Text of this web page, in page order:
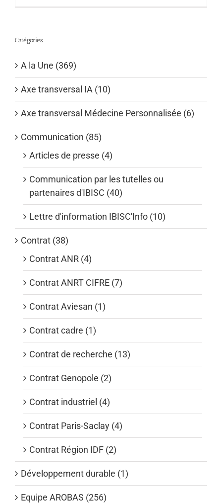
Catégories
A la Une (369)
Axe transversal IA (10)
Axe transversal Médecine Personnalisée (6)
Communication (85)
Articles de presse (4)
Communication par les tutelles ou
partenaires d'IBISC (40)
Lettre d'information IBISC'Info (10)
Contrat (38)
Contrat ANR (4)
Contrat ANRT CIFRE (7)
Contrat Aviesan (1)
Contrat cadre (1)
Contrat de recherche (13)
Contrat Genopole (2)
Contrat industriel (4)
Contrat Paris-Saclay (4)
Contrat Région IDF (2)
Développement durable (1)
Equipe AROBAS (256)